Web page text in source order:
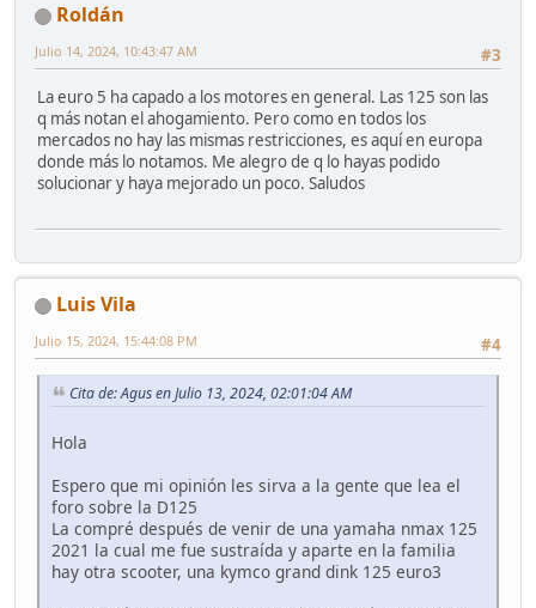
Roldán
#3
Julio 14, 2024, 10:43:47 AM
La euro 5 ha capado a los motores en general. Las 125 son las
q más notan el ahogamiento. Pero como en todos los
mercados no hay las mismas restricciones, es aquí en europa
donde más lo notamos. Me alegro de q lo hayas podido
solucionar y haya mejorado un poco. Saludos
Luis Vila
#4
Julio 15, 2024, 15:44:08 PM
Cita de: Agus en Julio 13, 2024, 02:01:04 AM
Hola
Espero que mi opinión les sirva a la gente que lea el
foro sobre la D125
La compré después de venir de una yamaha nmax 125
2021 la cual me fue sustraída y aparte en la familia
hay otra scooter, una kymco grand dink 125 euro3